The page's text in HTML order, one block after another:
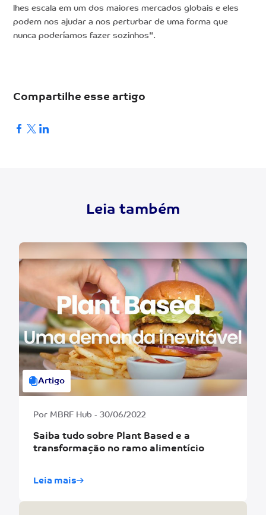
lhes escala em um dos maiores mercados globais e eles
podem nos ajudar a nos perturbar de uma forma que
nunca poderíamos fazer sozinhos".
Compartilhe esse artigo
Leia também
Artigo
Por MBRF Hub - 30/06/2022
Saiba tudo sobre Plant Based e a
transformação no ramo alimentício
Leia mais